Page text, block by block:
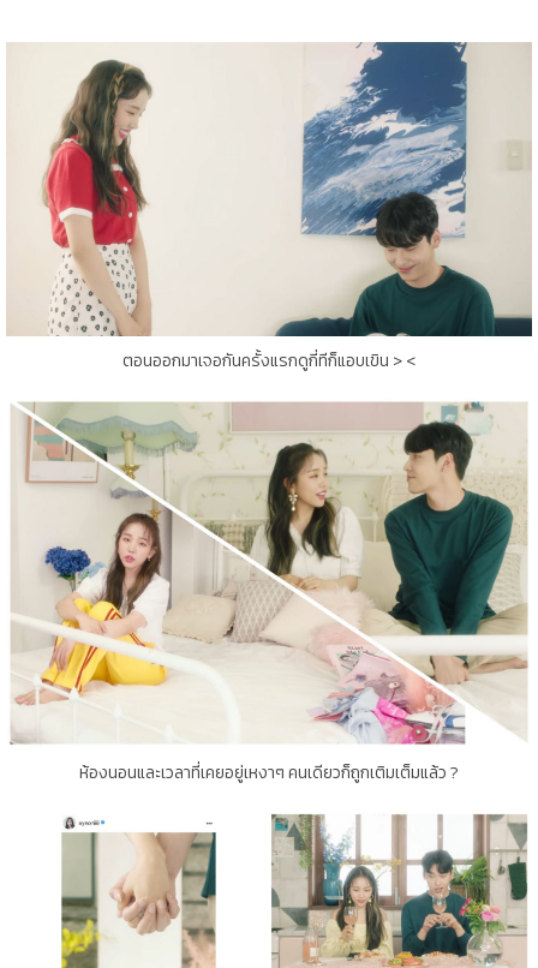
ตอนออกมาเจอกันครั้งแรกดูกี่ทีก็แอบเขิน > <
ห้องนอนและเวลาที่เคยอยู่เหงาๆ คนเดียวก็ถูกเติมเต็มแล้ว ?